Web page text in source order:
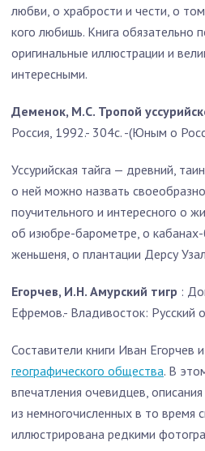
любви, о храбрости и чести, о
кого любишь. Книга обязательно
оригинальные иллюстрации и
интересными.
Деменок, М.С. Тропой
Россия, 1992.- 304с. -(Юным о
Уссурийская тайга — древний,
о ней можно назвать
поучительного и интересного о
об изюбре-барометре, о кабанах-
женьшеня, о плантации Дерсу
Егорчев, И.Н. Амурский тигр :
Ефремов.- Владивосток: Русский
Составители книги Иван
географического общества. В
впечатления очевидцев,
из немногочисленных в то время
иллюстрирована редкими